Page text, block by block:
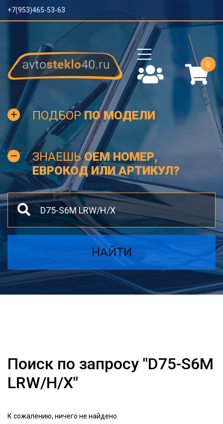
+7(953)465-53-63
0
ПОДБОРПО МОДЕЛИ
ЗНАЕШЬOEM НОМЕР,
ЕВРОКОД ИЛИ АРТИКУЛ?
НАЙТИ
Поиск по запросу "D75-S6M
LRW/H/X"
К сожалению, ничего не найдено